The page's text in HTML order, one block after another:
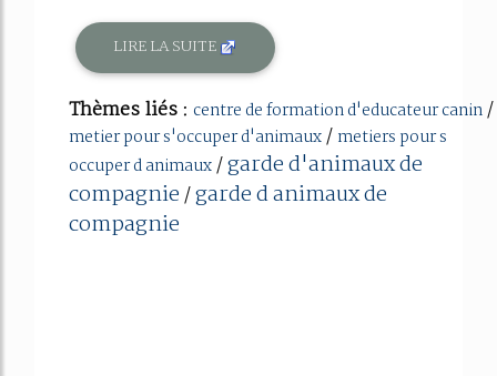
LIRE LA SUITE
Thèmes liés : centre de formation d'educateur canin/
metier pour s'occuper d'animaux/ metiers pour s
occuper d animaux/garde d'animaux de
compagnie/garde d animaux de
compagnie